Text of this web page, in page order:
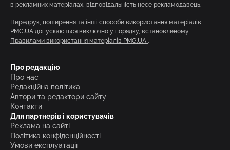
в рекламних матеріалах, відповідальність несе рекламодавець.
Передрук, поширення та інші способи використання матеріалів
PMG.UA допускаються виключно у порядку, встановленому
Правилами використання матеріалів PMG.UA .
Про редакцію
Про нас
Редакційна політика
Автори та редактори сайту
Контакти
Для партнерів і користувачів
Реклама на сайті
Політика конфіденційності
Умови експлуатації